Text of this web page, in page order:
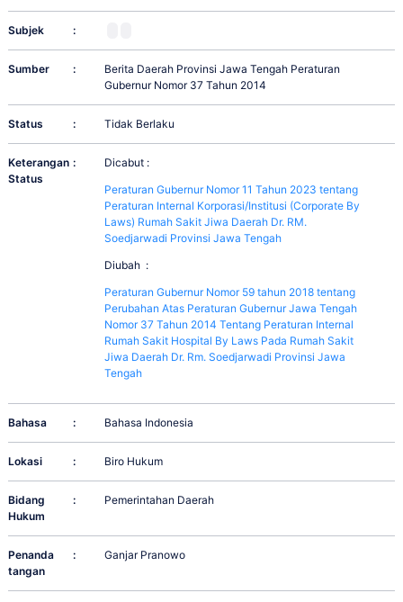
Subjek :
Sumber :
Berita Daerah Provinsi Jawa Tengah Peraturan
Gubernur Nomor 37 Tahun 2014
Status : Tidak Berlaku
Keterangan
Status
:
Dicabut :
Peraturan Gubernur Nomor 11 Tahun 2023 tentang
Peraturan Internal Korporasi/Institusi (Corporate By
Laws) Rumah Sakit Jiwa Daerah Dr. RM.
Soedjarwadi Provinsi Jawa Tengah
Diubah :
Peraturan Gubernur Nomor 59 tahun 2018 tentang
Perubahan Atas Peraturan Gubernur Jawa Tengah
Nomor 37 Tahun 2014 Tentang Peraturan Internal
Rumah Sakit Hospital By Laws Pada Rumah Sakit
Jiwa Daerah Dr. Rm. Soedjarwadi Provinsi Jawa
Tengah
Bahasa : Bahasa Indonesia
Lokasi : Biro Hukum
Bidang
Hukum
: Pemerintahan Daerah
Penanda
tangan
: Ganjar Pranowo